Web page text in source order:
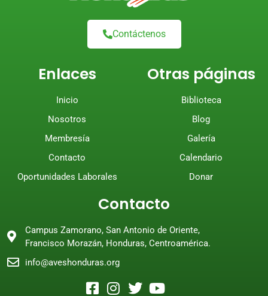
Contáctenos
Enlaces
Inicio
Nosotros
Membresía
Contacto
Oportunidades Laborales
Otras páginas
Biblioteca
Blog
Galería
Calendario
Donar
Contacto
Campus Zamorano, San Antonio de Oriente,
Francisco Morazán, Honduras, Centroamérica.
info@aveshonduras.org